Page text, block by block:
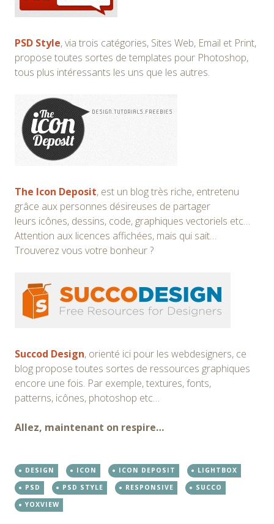
PSD Style, via trois catégories, Sites Web, Email et Print,
propose toutes sortes de templates pour Photoshop,
tous plus intéressants les uns que les autres.
The Icon Deposit, est un blog très riche, entretenu
grâce aux personnes désireuses de partager
leurs icônes, dessins, code, graphiques vectoriels etc…
Attention aux licences affichées, mais qui sait…
Trouverez vous votre bonheur ?
Succod Design, orienté ici pour les webdesigners, ce
blog propose toutes sortes de ressources graphiques
encore une fois. Par exemple, textures, fonts,
patterns, icônes, photoshop etc…
Allez, maintenant on respire…
DESIGN ICON ICON DEPOSIT
LIGHTBOX
PSD
PSD STYLE RESPONSIVE
SUCCO
YOXVIEW